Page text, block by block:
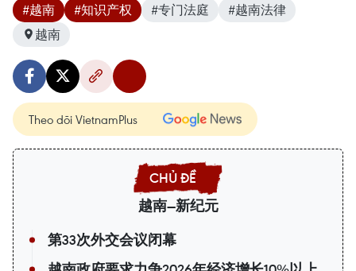
#越南 #知识产权 #专门法庭
#越南法律
越南
Theo dõi VietnamPlus
越南—新纪元
第33次外交会议闭幕